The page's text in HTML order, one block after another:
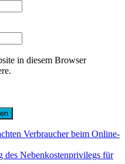
in diesem Browser
Verbraucher beim Online-
des Nebenkostenprivilegs für